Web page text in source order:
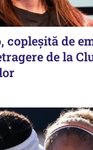
copleșită de
de la